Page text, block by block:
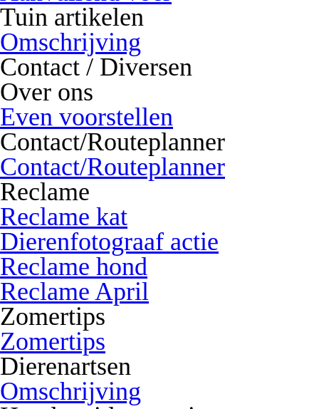
Tuin artikelen
Omschrijving
Contact / Diversen
Over ons
Even voorstellen
Contact/Routeplanner
Contact/Routeplanner
Reclame
Reclame kat
Dierenfotograaf actie
Reclame hond
Reclame April
Zomertips
Zomertips
Dierenartsen
Omschrijving